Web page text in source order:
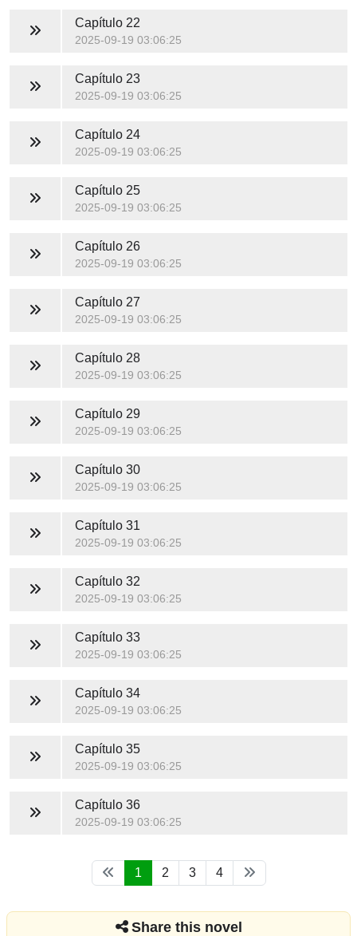
Capítulo 22
2025-09-19 03:06:25
Capítulo 23
2025-09-19 03:06:25
Capítulo 24
2025-09-19 03:06:25
Capítulo 25
2025-09-19 03:06:25
Capítulo 26
2025-09-19 03:06:25
Capítulo 27
2025-09-19 03:06:25
Capítulo 28
2025-09-19 03:06:25
Capítulo 29
2025-09-19 03:06:25
Capítulo 30
2025-09-19 03:06:25
Capítulo 31
2025-09-19 03:06:25
Capítulo 32
2025-09-19 03:06:25
Capítulo 33
2025-09-19 03:06:25
Capítulo 34
2025-09-19 03:06:25
Capítulo 35
2025-09-19 03:06:25
Capítulo 36
2025-09-19 03:06:25
1 2 3 4
Share this novel